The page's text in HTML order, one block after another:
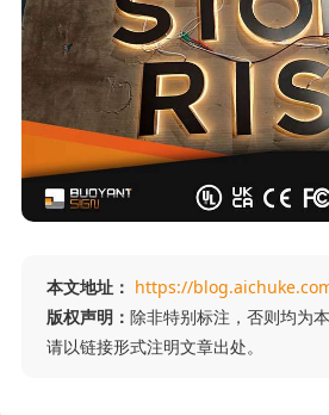
本文地址： https://
版权声明： 除非特别标注，否则均为
请以链接形式注明文章出处。